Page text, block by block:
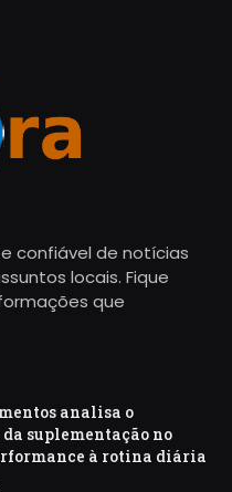
confiável de notícias
locais. Fique
que
analisa o
suplementação no
à rotina diária